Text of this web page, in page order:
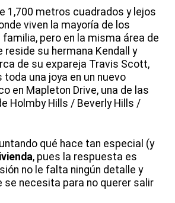
1,700 metros cuadrados y lejos
viven la mayoría de los
pero en la misma área de
reside su hermana Kendall y
de su expareja Travis Scott,
una joya en un nuevo
en Mapleton Drive, una de las
Holmby Hills / Beverly Hills /
qué hace tan especial (y
, pues la respuesta es
no le falta ningún detalle y
se necesita para no querer salir